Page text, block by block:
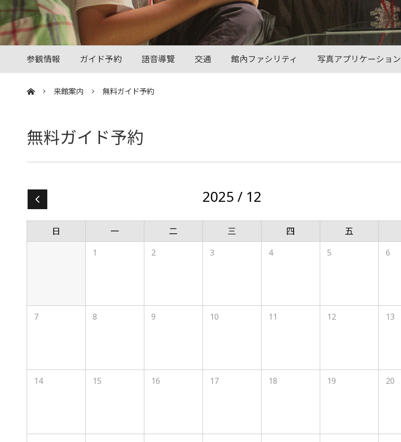
参観情報 ガイド予約 語音導覽 交通 館內ファシリティ 写真アプリケーション
来館案内 無料ガイド予約
無料ガイド予約
2025 / 12
日 一 二 三 四 五
1 2 3 4 5 6
7 8 9 10 11 12 13
14 15 16 17 18 19 20